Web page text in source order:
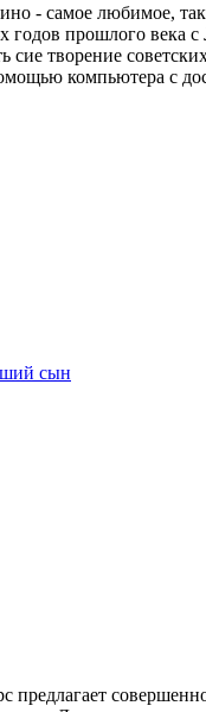
- самое любимое,
х годов прошлого
сие творение
компьютера с
сын